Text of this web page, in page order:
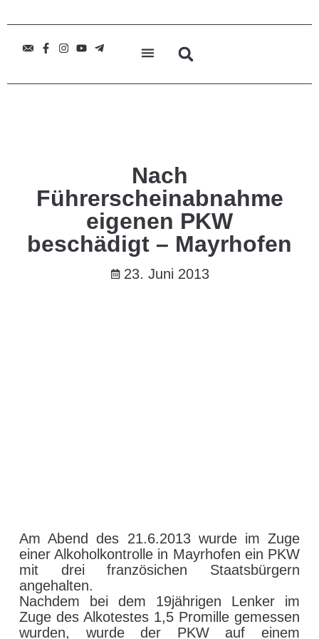
Nach
Führerscheinabnahme
eigenen PKW
beschädigt – Mayrhofen
23. Juni 2013
Am Abend des 21.6.2013 wurde im Zuge
einer Alkoholkontrolle in Mayrhofen ein PKW
mit drei französichen Staatsbürgern
angehalten.
Nachdem bei dem 19jährigen Lenker im
Zuge des Alkotestes 1,5 Promille gemessen
wurden, wurde der PKW auf einem